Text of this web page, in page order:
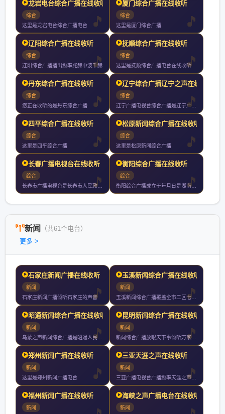
龙岩电台综合广播在线收听
综合
这里是龙岩电台综合广播电台
厦门综合广播在线收听
综合
这里是厦门综合广播
辽阳综合广播在线收听
综合
辽阳综合广播播出频率兆赫中波千赫
抚顺综合广播在线收听
综合
这里是抚顺综合广播电台在线收听
丹东综合广播在线收听
综合
您正在收听的是丹东综合广播
辽宁综合广播辽宁之声在线
综合
辽宁广播电视台综合广播是辽宁广播电视台第一套广播节目覆盖全省
四平综合广播在线收听
综合
这里是四平综合广播
松原新闻综合广播在线收听
综合
这里是松原新闻综合广播
长春广播电视台在线收听
综合
长春市广播电视台是长春市人民政府直属正局级事业单位归口中共长
衡阳综合广播在线收听
综合
衡阳综合广播成立于年月日是湖南个市州中创办历史最悠久唯一没有
新闻
（共61个电台）
更多 >
石家庄新闻广播在线收听
新闻
石家庄新闻广播倾听石家庄的声音
玉溪新闻综合广播在线收听
新闻
玉溪新闻综合广播覆盖全市二区七县以上人口节目包括新闻类社教类
昭通新闻综合广播在线收听
新闻
乌蒙之声新闻综合广播是昭通人民广播电台的主频率整套节目以新闻
昆明新闻综合广播在线收听
新闻
新闻综合广播放眼天下事倾听万家声昆明广播电视台主频率新闻综合
郑州新闻广播在线收听
新闻
这里是郑州新闻广播电台
三亚天涯之声在线收听
新闻
三亚广播电视台广播频率天涯之声在三亚播出的频率为全天小时播音
福州新闻广播在线收听
新闻
海峡之声广播电台在线收听
新闻